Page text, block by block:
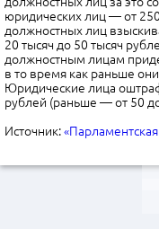
юридических лиц — от
должностных лиц
20 тысяч до 50 тысяч
должностным лицам
в то время как раньше
Юридические лица
рублей (раньше — от 50
Источник:«Парламентская